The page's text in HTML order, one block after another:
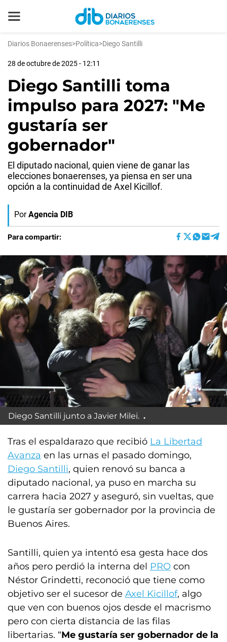
Diarios Bonaerenses>Política>Diego Santilli
28 de octubre de 2025 - 12:11
Diego Santilli toma
impulso para 2027: "Me
gustaría ser
gobernador"
El diputado nacional, quien viene de ganar las
elecciones bonaerenses, ya piensa en ser una
opción a la continuidad de Axel Kicillof.
Por Agencia DIB
Para compartir:
Diego Santilli junto a Javier Milei.
Tras el espaldarazo que recibió La Libertad
Avanza en las urnas el pasado domingo,
Diego Santilli, quien renovó su banca a
diputado nacional, ya puso en marcha su
carrera hacia 2027 y aseguró, sin vueltas, que
le gustaría ser gobernador por la provincia de
Buenos Aires.
Santilli, quien ya intentó esa gesta hace dos
años pero perdió la interna del PRO con
Néstor Grindetti, reconoció que tiene como
objetivo ser el sucesor de Axel Kicillof, algo
que ven con buenos ojos desde el macrismo
pero con cierta distancia de las filas
libertarias. “Me gustaría ser gobernador de la